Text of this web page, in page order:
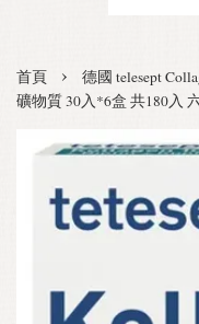
首頁 ›
德國 telesept
礦物質 30入*6盒 共180入